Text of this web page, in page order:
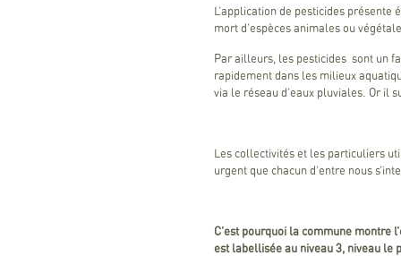
L’application de pesticides
mort d’espèces animales ou
Par ailleurs, les pesticides sont un
rapidement dans les milieux
via le réseau d’eaux pluviales. Or il
Les collectivités et les particuliers
urgent que chacun d’entre nous
C’est pourquoi la commune montre
est labellisée au niveau 3, niveau le